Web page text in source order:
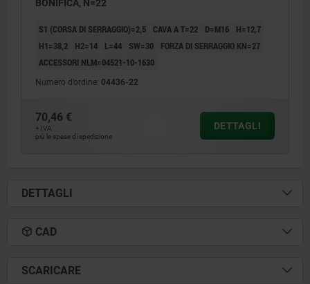
BONIFICA, N=22
S1 (CORSA DI SERRAGGIO)=2,5 CAVA A T=22 D=M16
H=12,7
H1=38,2
H2=14 L=44 SW=30
FORZA DI SERRAGGIO KN=27
ACCESSORI NLM=04521-10-1630
Numero d’ordine: 04436-22
70,46 €
+ IVA
più le spese di spedizione
DETTAGLI
DETTAGLI
CAD
SCARICARE